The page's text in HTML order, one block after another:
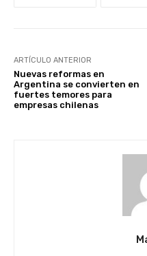
ARTÍCULO ANTERIOR
Nuevas reformas en
Argentina se convierten en
fuertes temores para
empresas chilenas